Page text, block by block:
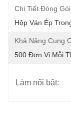
Chi Tiết Đóng
Hộp Ván Ép
Khả Năng Cung
500 Đơn Vị Mỗi
Làm nổi bật: